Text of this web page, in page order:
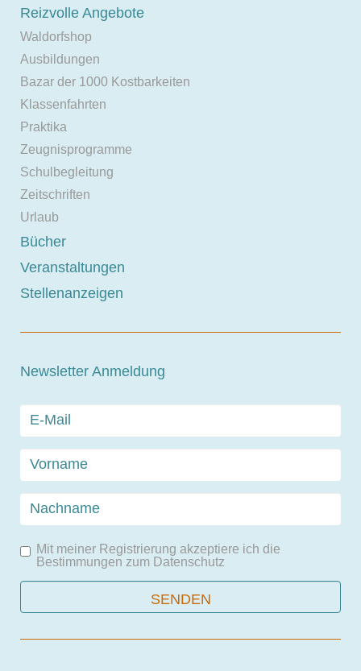
Reizvolle Angebote
Waldorfshop
Ausbildungen
Bazar der 1000 Kostbarkeiten
Klassenfahrten
Praktika
Zeugnisprogramme
Schulbegleitung
Zeitschriften
Urlaub
Bücher
Veranstaltungen
Stellenanzeigen
Newsletter Anmeldung
Mit meiner Registrierung akzeptiere ich die
Bestimmungen zum Datenschutz